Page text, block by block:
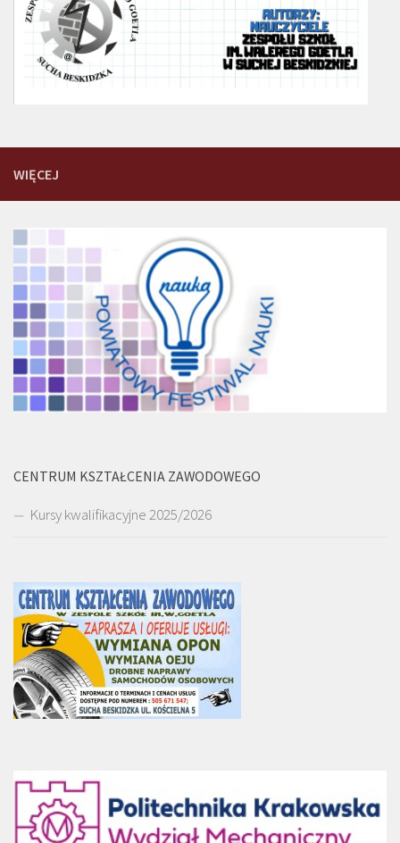
WIĘCEJ
CENTRUM KSZTAŁCENIA ZAWODOWEGO
Kursy kwalifikacyjne 2025/2026